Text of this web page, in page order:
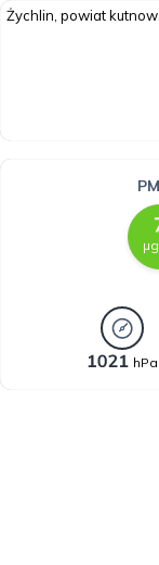
Żychlin, powiat
hPa